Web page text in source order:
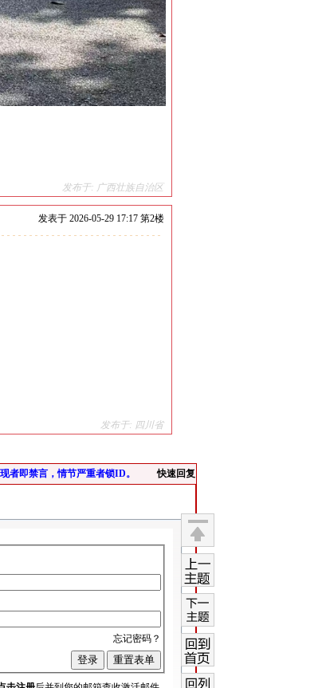
发布于: 广西壮族自治区
发表于 2026-05-29 17:17 第2楼
发布于: 四川省
者即禁言，情节严重者锁ID。 快速回复
忘记密码？
返回
顶部
下一
主题
回到
上一
主题